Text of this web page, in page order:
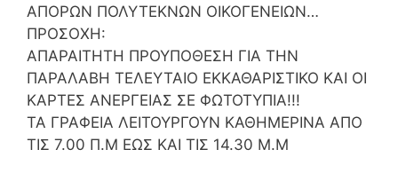
ΑΠΟΡΩΝ ΠΟΛΥΤΕΚΝΩΝ ΟΙΚΟΓΕΝΕΙΩΝ…
ΠΡΟΣΟΧΗ:
ΑΠΑΡΑΙΤΗΤΗ ΠΡΟΥΠΟΘΕΣΗ ΓΙΑ ΤΗΝ
ΠΑΡΑΛΑΒΗ ΤΕΛΕΥΤΑΙΟ ΕΚΚΑΘΑΡΙΣΤΙΚΟ ΚΑΙ ΟΙ
ΚΑΡΤΕΣ ΑΝΕΡΓΕΙΑΣ ΣΕ ΦΩΤΟΤΥΠΙΑ!!!
ΤΑ ΓΡΑΦΕΙΑ ΛΕΙΤΟΥΡΓΟΥΝ ΚΑΘΗΜΕΡΙΝΑ ΑΠΟ
ΤΙΣ 7.00 Π.Μ ΕΩΣ ΚΑΙ ΤΙΣ 14.30 Μ.Μ